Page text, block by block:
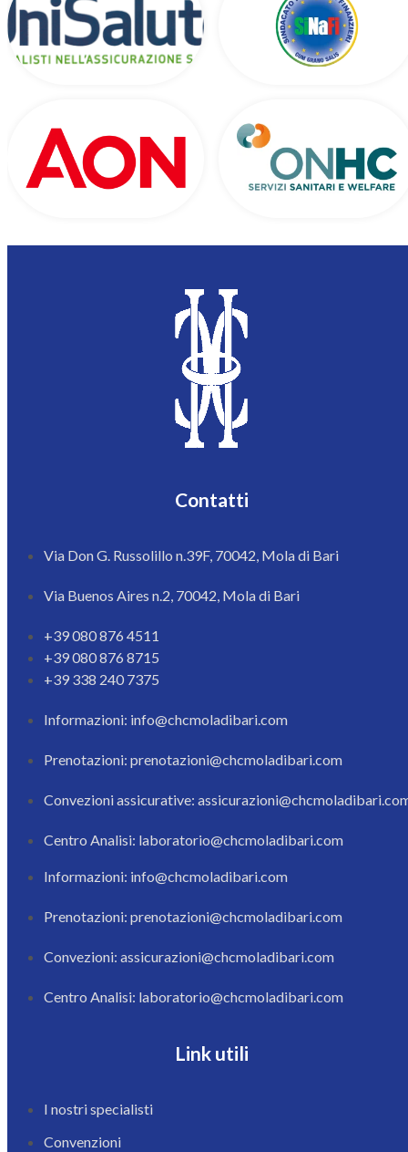
Contatti
Via Don G. Russolillo n.39F, 70042, Mola di Bari
Via Buenos Aires n.2, 70042, Mola di Bari
+39 080 876 4511
+39 080 876 8715
+39 338 240 7375
Informazioni: info@chcmoladibari.com
Prenotazioni: prenotazioni@chcmoladibari.com
Convezioni assicurative:
Centro Analisi: laboratorio@chcmoladibari.com
Informazioni: info@chcmoladibari.com
Prenotazioni: prenotazioni@chcmoladibari.com
Convezioni: assicurazioni@chcmoladibari.com
Centro Analisi: laboratorio@chcmoladibari.com
Link utili
I nostri specialisti
Convenzioni